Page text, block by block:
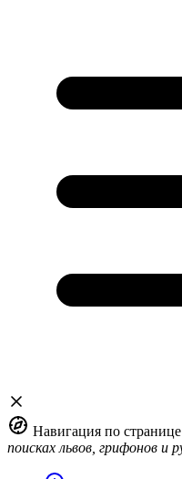
Навигация по
поисках львов, грифонов и